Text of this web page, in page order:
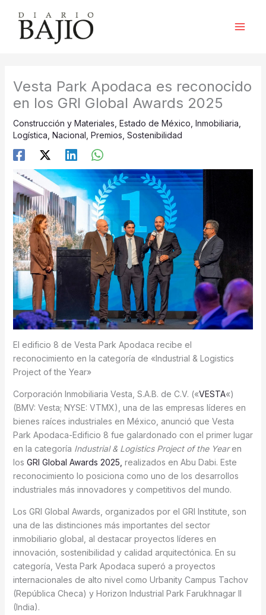
contenido
Vesta Park Apodaca es reconocido
en los GRI Global Awards 2025
Construcción y Materiales Estado de México Inmobiliaria
Logística Nacional Premios Sostenibilidad
El edificio 8 de Vesta Park Apodaca recibe el
reconocimiento en la categoría de «Industrial & Logistics
Project of the Year»
Corporación Inmobiliaria Vesta, S.A.B. de C.V. («VESTA«)
(BMV: Vesta; NYSE: VTMX), una de las empresas líderes en
bienes raíces industriales en México, anunció que Vesta
Park Apodaca-Edificio 8 fue galardonado con el primer lugar
en la categoría Industrial & Logistics Project of the Yearen
los GRI Global Awards 2025, realizados en Abu Dabi. Este
reconocimiento lo posiciona como uno de los desarrollos
industriales más innovadores y competitivos del mundo.
Los GRI Global Awards, organizados por el GRI Institute, son
una de las distinciones más importantes del sector
inmobiliario global, al destacar proyectos líderes en
innovación, sostenibilidad y calidad arquitectónica. En su
categoría, Vesta Park Apodaca superó a proyectos
internacionales de alto nivel como Urbanity Campus Tachov
(República Checa) y Horizon Industrial Park Farukhnagar II
(India).